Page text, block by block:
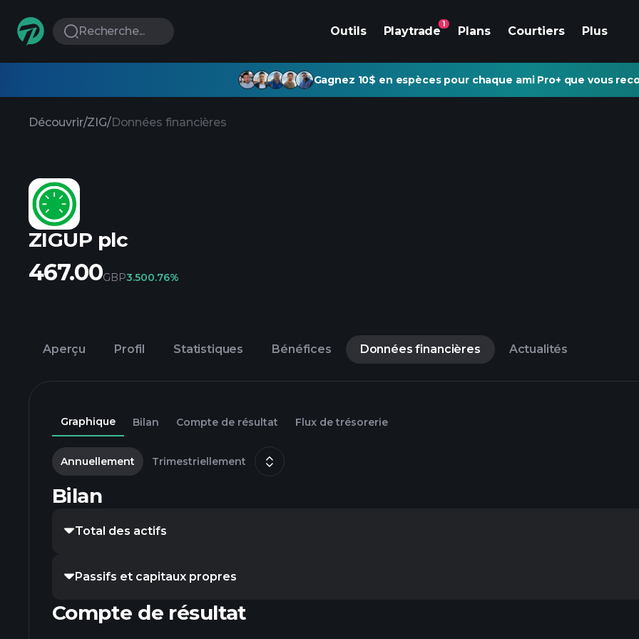
Recherche... Outils Playtrade
1
Plans Courtiers Plus
Gagnez 10$ en espèces pour chaque ami Pro+ que vous
Découvrir/ZIG/Données financières
ZIGUP plc
467.00GBP3.500.76%
Aperçu Profil Statistiques Bénéfices Données financières Actualités
Graphique Bilan Compte de résultat Flux de trésorerie
Annuellement Trimestriellement
Bilan
Total des actifs
Passifs et capitaux propres
Compte de résultat